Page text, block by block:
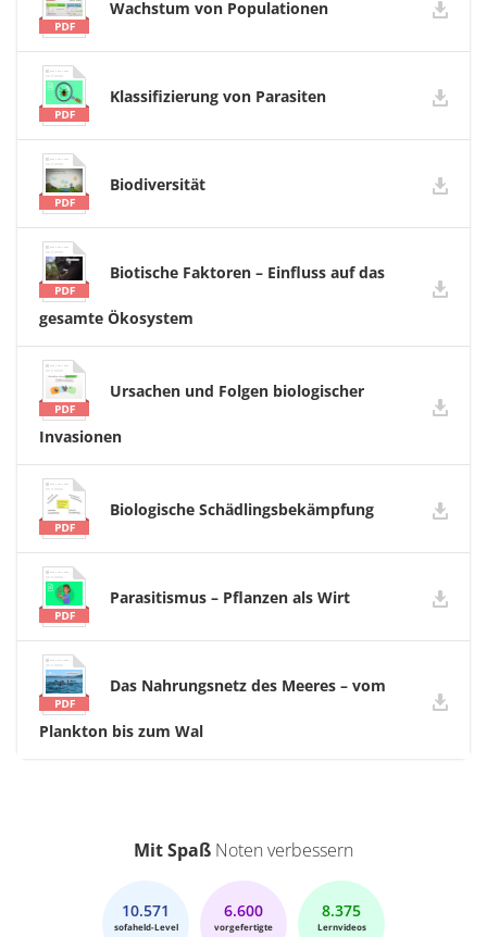
Wachstum von Populationen
Klassifizierung von Parasiten
Biodiversität
Biotische Faktoren – Einfluss auf das
gesamte Ökosystem
Ursachen und Folgen biologischer
Invasionen
Biologische Schädlingsbekämpfung
Parasitismus – Pflanzen als Wirt
Das Nahrungsnetz des Meeres – vom
Plankton bis zum Wal
Mit Spaß Noten verbessern
10.571
sofaheld-Level
6.600
vorgefertigte
8.375
Lernvideos